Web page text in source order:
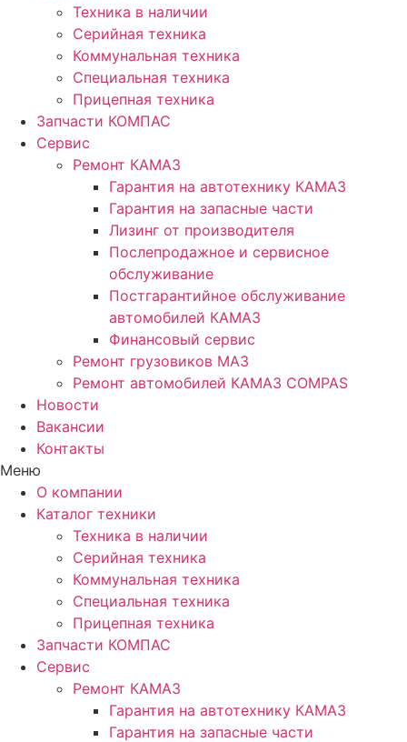
Техника в наличии
Серийная техника
Коммунальная техника
Специальная техника
Прицепная техника
Запчасти КОМПАС
Сервис
Ремонт КАМАЗ
Гарантия на автотехнику КАМАЗ
Гарантия на запасные части
Лизинг от производителя
Послепродажное и сервисное
обслуживание
Постгарантийное обслуживание
автомобилей КАМАЗ
Финансовый сервис
Ремонт грузовиков МАЗ
Ремонт автомобилей КАМАЗ COMPAS
Новости
Вакансии
Контакты
Меню
О компании
Каталог техники
Техника в наличии
Серийная техника
Коммунальная техника
Специальная техника
Прицепная техника
Запчасти КОМПАС
Сервис
Ремонт КАМАЗ
Гарантия на автотехнику КАМАЗ
Гарантия на запасные части